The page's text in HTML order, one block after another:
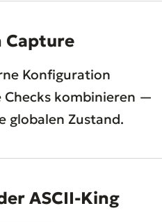
Capture
Konfiguration
kombinieren —
globalen Zustand.
ASCII-King